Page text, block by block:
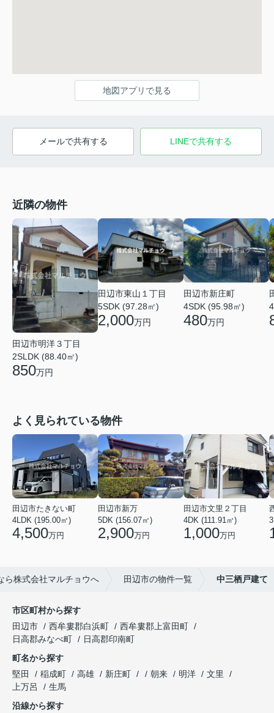
地図アプリで見る
メールで共有する LINEで共有する
近隣の物件
田辺市明洋３丁目
2SLDK (88.40㎡)
850万円
田辺市東山１丁目
5SDK (97.28㎡)
2,000万円
田辺市新庄町
4SDK (95.98㎡)
480万円
よく見られている物件
田辺市たきない町
4LDK (195.00㎡)
4,500万円
田辺市新万
5DK (156.07㎡)
2,900万円
田辺市文里２丁目
4DK (111.91㎡)
1,000万円
ら株式会社マルチョウへ 田辺市の物件一覧 中三栖戸建て
市区町村から探す
田辺市
西牟婁郡白浜町
西牟婁郡上富田町
日高郡みなべ町
日高郡印南町
町名から探す
堅田
稲成町 高雄 新庄町 朝来 明洋
文里
上万呂
生馬
沿線から探す